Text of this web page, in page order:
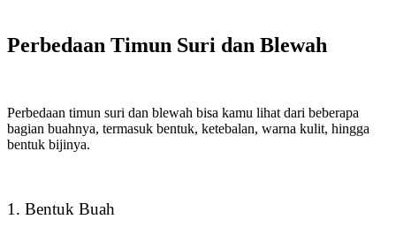
Perbedaan Timun Suri dan Blewah
Perbedaan timun suri dan blewah bisa kamu lihat dari beberapa
bagian buahnya, termasuk bentuk, ketebalan, warna kulit, hingga
bentuk bijinya.
1. Bentuk Buah